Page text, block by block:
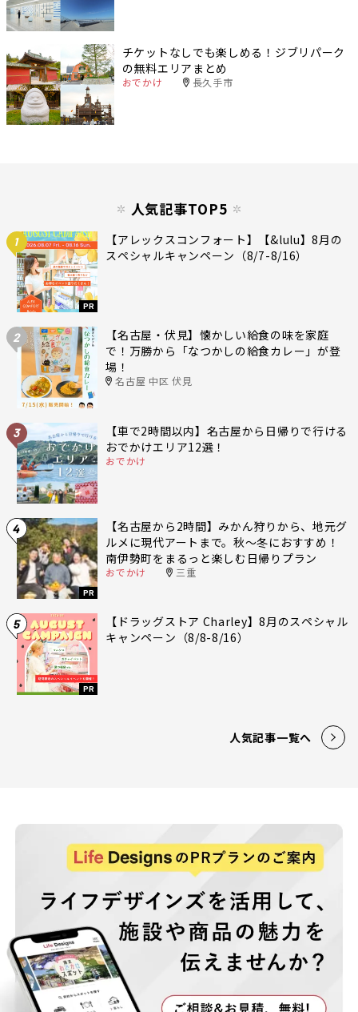
チケットなしでも楽しめる！ジブリパーク
の無料エリアまとめ
おでかけ 長久手市
人気記事TOP5
1
PR
【アレックスコンフォート】【&lulu】8月の
スペシャルキャンペーン（8/7-8/16）
2
【名古屋・伏見】懐かしい給食の味を家庭
で！万勝から「なつかしの給食カレー」が登
場！
名古屋 中区 伏見
3
【車で2時間以内】名古屋から日帰りで行ける
おでかけエリア12選！
おでかけ
4
PR
【名古屋から2時間】みかん狩りから、地元グ
ルメに現代アートまで。秋〜冬におすすめ！
南伊勢町をまるっと楽しむ日帰りプラン
おでかけ 三重
5
PR
【ドラッグストア Charley】8月のスペシャル
キャンペーン（8/8-8/16）
人気記事一覧へ